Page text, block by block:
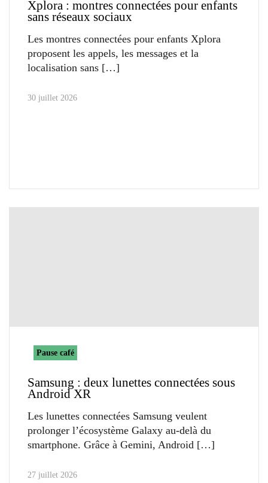
Xplora : montres connectées pour enfants
sans réseaux sociaux
Les montres connectées pour enfants Xplora
proposent les appels, les messages et la
localisation sans
30 juillet 2026
Pause café
Samsung : deux lunettes connectées sous
Android XR
Les lunettes connectées Samsung veulent
prolonger l’écosystème Galaxy au-delà du
smartphone. Grâce à Gemini, Android
27 juillet 2026